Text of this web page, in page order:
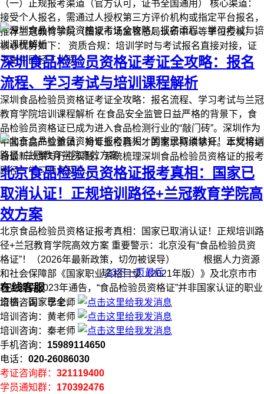
（一）正规报考渠道（官方认可，证书全国通用） 核心渠道：
接受个人报名，需通过人授权第三方评价机构或指定平台报名，
推荐兰冠教育学院（国家市场监管总局认研中心等单位授权），
核心优势如下： 资质合规：培训学时与考试报名直接对接，证
书由中国轻工业联...
深圳食品检验员资格证考证全攻略：报名
流程、学习考试与培训课程解析
深圳食品检验员资格证考证全攻略：报名流程、学习考试与兰冠
教育学院培训课程解析 在食品安全监管日益严格的背景下，食
品检验员资格证已成为进入食品检测行业的“敲门砖”。深圳作为
中国食品产业重镇，对专业检验人才的需求持续攀升。本文将结
合最新政策与行业实践，系统梳理深圳食品检验员资格证的报考
路径、学习要点及兰...
北京食品检验员资格证报考真相：国家已
取消认证！正规培训路径+兰冠教育学院高
效方案
北京食品检验员资格证报考真相：国家已取消认证！正规培训路
径+兰冠教育学院高效方案 重要警示：北京没有“食品检验员资
格证”！（2026年最新政策，切勿被误导） 根据人力资源
和社会保障部《国家职业资格目录（2021年版）》及北京市市
场监管局2023年通告，“食品检验员资格证”并非国家认证的职业
资格，国家已全...
123下一页最后
在线客服
培训咨询：李老师
培训咨询：黄老师
培训咨询：秦老师
手机咨询： 15989114650
电话： 020-26086030
考证咨询群： 321119400
学员通知群： 170392476